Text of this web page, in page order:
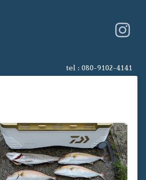
tel : 080-9102-4141